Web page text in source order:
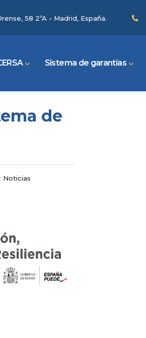
58 2ºA - Madrid, España.
Sistema de garantías
de
Noticias